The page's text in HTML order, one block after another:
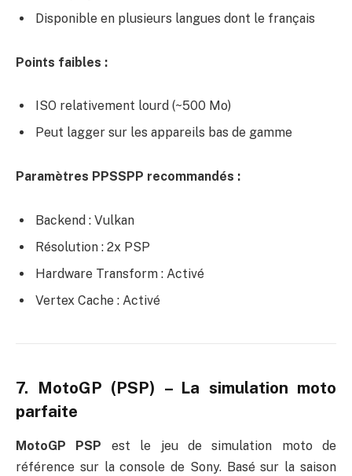
Disponible en plusieurs langues dont le français
Points faibles :
ISO relativement lourd (~500 Mo)
Peut lagger sur les appareils bas de gamme
Paramètres PPSSPP recommandés :
Backend : Vulkan
Résolution : 2x PSP
Hardware Transform : Activé
Vertex Cache : Activé
7. MotoGP (PSP) – La simulation moto
parfaite
MotoGP PSP est le jeu de simulation moto de
référence sur la console de Sony. Basé sur la saison